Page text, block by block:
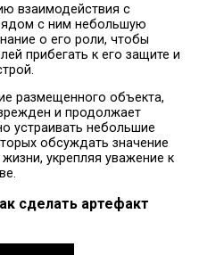
взаимодействия с
с ним небольшую
о его роли, чтобы
прибегать к его защите и
размещенного объекта,
и продолжает
устраивать небольшие
обсуждать значение
укрепляя уважение к
сделать артефакт